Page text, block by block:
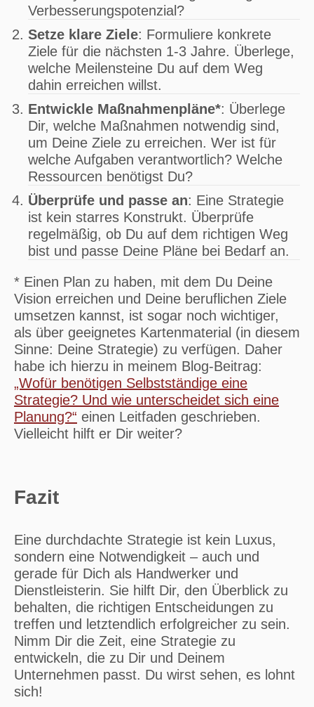
Verbesserungspotenzial?
Setze klare Ziele: Formuliere konkrete
Ziele für die nächsten 1-3 Jahre. Überlege,
welche Meilensteine Du auf dem Weg
dahin erreichen willst.
Entwickle Maßnahmenpläne*: Überlege
Dir, welche Maßnahmen notwendig sind,
um Deine Ziele zu erreichen. Wer ist für
welche Aufgaben verantwortlich? Welche
Ressourcen benötigst Du?
Überprüfe und passe an: Eine Strategie
ist kein starres Konstrukt. Überprüfe
regelmäßig, ob Du auf dem richtigen Weg
bist und passe Deine Pläne bei Bedarf an.
* Einen Plan zu haben, mit dem Du Deine
Vision erreichen und Deine beruflichen Ziele
umsetzen kannst, ist sogar noch wichtiger,
als über geeignetes Kartenmaterial (in diesem
Sinne: Deine Strategie) zu verfügen. Daher
habe ich hierzu in meinem Blog-Beitrag:
„Wofür benötigen Selbstständige eine
Strategie? Und wie unterscheidet sich eine
Planung?“ einen Leitfaden geschrieben.
Vielleicht hilft er Dir weiter?
Fazit
Eine durchdachte Strategie ist kein Luxus,
sondern eine Notwendigkeit – auch und
gerade für Dich als Handwerker und
Dienstleisterin. Sie hilft Dir, den Überblick zu
behalten, die richtigen Entscheidungen zu
treffen und letztendlich erfolgreicher zu sein.
Nimm Dir die Zeit, eine Strategie zu
entwickeln, die zu Dir und Deinem
Unternehmen passt. Du wirst sehen, es lohnt
sich!